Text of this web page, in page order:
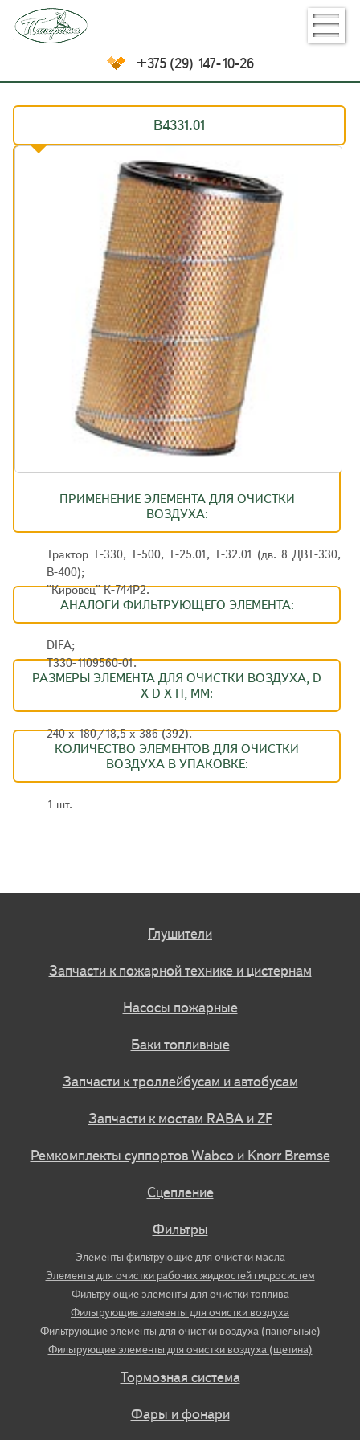
+375 (29) 147-10-26
В4331.01
ПРИМЕНЕНИЕ ЭЛЕМЕНТА ДЛЯ ОЧИСТКИ
ВОЗДУХА:
Трактор Т-330, Т-500, Т-25.01, Т-32.01 (дв. 8 ДВТ-330,
В-400);
"Кировец" К-744Р2.
АНАЛОГИ ФИЛЬТРУЮЩЕГО ЭЛЕМЕНТА:
DIFA;
Т330-1109560-01.
РАЗМЕРЫ ЭЛЕМЕНТА ДЛЯ ОЧИСТКИ ВОЗДУХА, D
X D X H, ММ:
240 х 180/18,5 х 386 (392).
КОЛИЧЕСТВО ЭЛЕМЕНТОВ ДЛЯ ОЧИСТКИ
ВОЗДУХА В УПАКОВКЕ:
1 шт.
Глушители
Запчасти к пожарной технике и цистернам
Насосы пожарные
Баки топливные
Запчасти к троллейбусам и автобусам
Запчасти к мостам RABA и ZF
Ремкомплекты суппортов Wabco и Knorr Bremse
Сцепление
Фильтры
Элементы фильтрующие для очистки масла
Элементы для очистки рабочих жидкостей гидросистем
Фильтрующие элементы для очистки топлива
Фильтрующие элементы для очистки воздуха
Фильтрующие элементы для очистки воздуха (панельные)
Фильтрующие элементы для очистки воздуха (щетина)
Тормозная система
Фары и фонари